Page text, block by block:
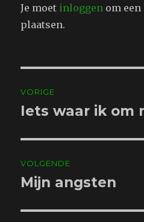
Je moet inloggen om
plaatsen.
navigatie
VORIGE
Vorig
Iets waar ik om
VOLGENDE
Volgend
Mijn angsten